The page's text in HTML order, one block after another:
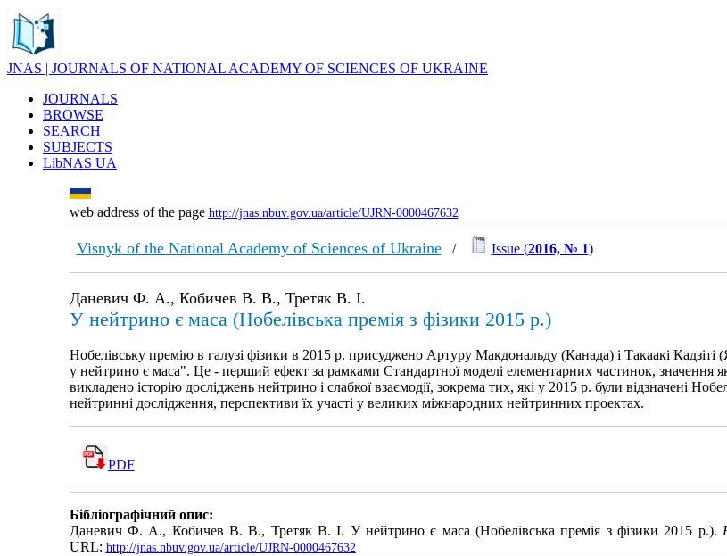
JNAS | JOURNALS OF NATIONAL ACADEMY OF SCIENCES OF UKRAINE
JOURNALS
BROWSE
SEARCH
SUBJECTS
LibNAS UA
web address of the page http://jnas.nbuv.gov.ua/article/UJRN-0000467632
Visnyk of the National Academy of Sciences of Ukraine/ Issue (2016, № 1)
Даневич Ф. А., Кобичев В. В., Третяк В. І.
У нейтрино є маса (Нобелівська премія з фізики 2015 р.)
Нобелівську премію в галузі фізики в 2015 р. присуджено Артуру Макдональду (Канада) і Такаакі Кадзіті
у нейтрино є маса". Це - перший ефект за рамками Стандартної моделі елементарних частинок, значення
викладено історію досліджень нейтрино і слабкої взаємодії, зокрема тих, які у 2015 р. були відзначені
нейтринні дослідження, перспективи їх участі у великих міжнародних нейтринних проектах.
PDF
Бібліографічний опис:
Даневич Ф. А., Кобичев В. В., Третяк В. І. У нейтрино є маса (Нобелівська премія з фізики 2015 р.).
URL: http://jnas.nbuv.gov.ua/article/UJRN-0000467632